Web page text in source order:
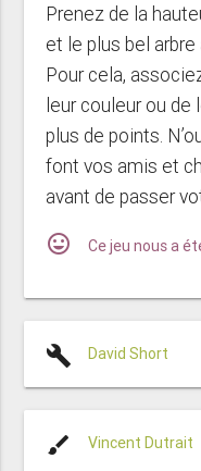
Prenez de la
et le plus bel
Pour cela,
leur couleur ou de
plus de points.
font vos amis et
avant de passer
mood Ce jeu nous a
build David Short
brush Vincent Dutrait